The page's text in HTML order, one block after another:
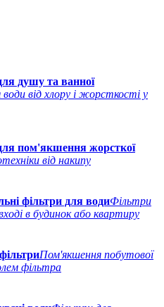
душу та ванної
від хлору і жорсткості у
пом'якшення жорсткої
від накипу
фільтри для водиФільтри
в будинок або квартиру
Пом'якшення побутової
фільтра